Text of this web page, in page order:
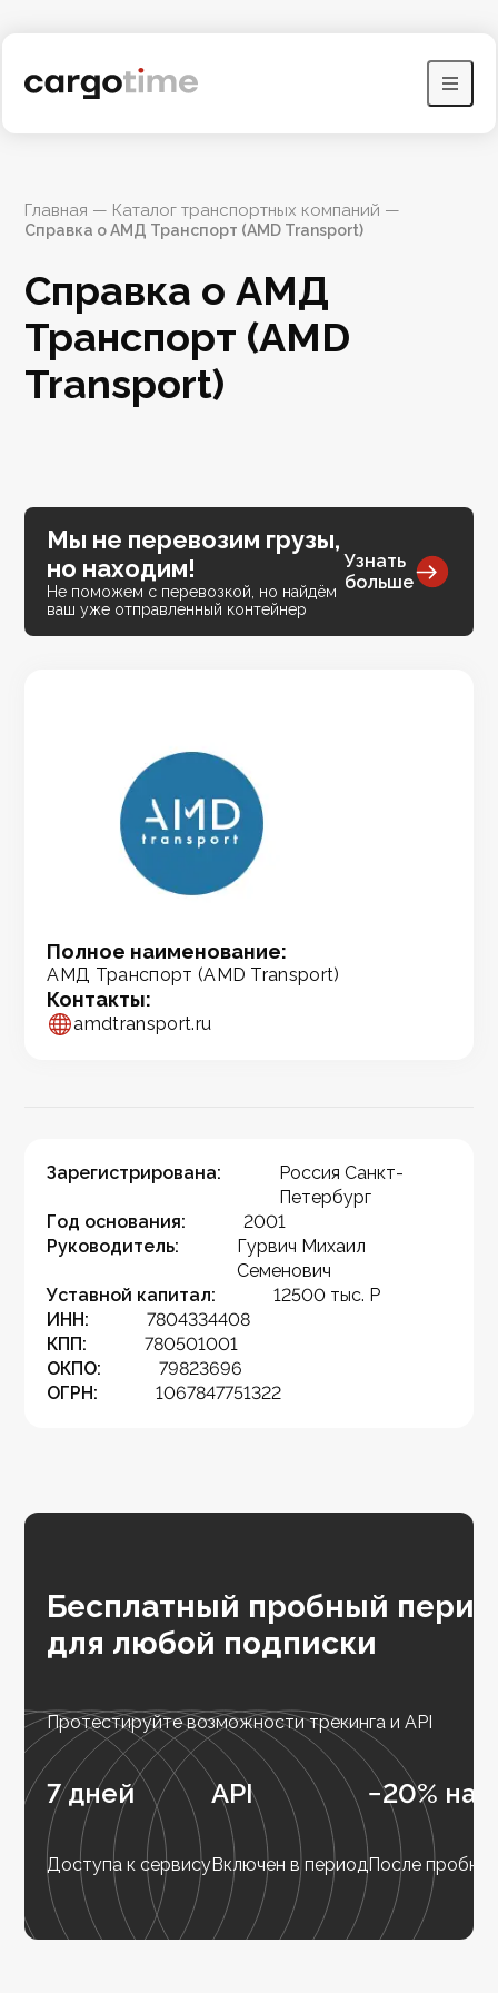
Главная — Каталог транспортных компаний —
Справка о АМД Транспорт (AMD Transport)
Справка о АМД
Транспорт (AMD
Transport)
Полное наименование:
АМД Транспорт (AMD Transport)
Контакты:
amdtransport.ru
Мы не перевозим грузы,
но находим!
Не поможем с перевозкой, но найдём
ваш уже отправленный контейнер
Узнать
больше
Зарегистрирована:
Россия Санкт-
Петербург
Год основания:
2001
Руководитель:
Гурвич Михаил
Семенович
Уставной капитал:
12500 тыс. Р
ИНН:
7804334408
КПП:
780501001
ОКПО:
79823696
ОГРН:
1067847751322
Бесплатный пробный
для любой подписки
Протестируйте возможности трекинга и API
7 дней
Доступа к сервису
API
Включен в период
−20% на
После